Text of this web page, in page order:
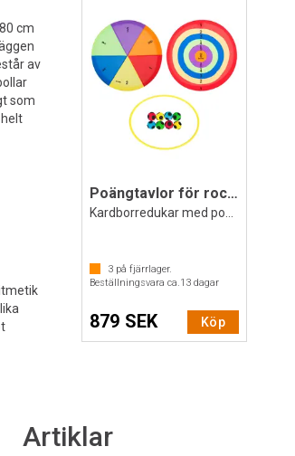
cm
av
som
Poängtavlor för rockringar Deluxe
3 på fjärrlager.
Beställningsvara ca.13 dagar
879 SEK Köp
Artiklar